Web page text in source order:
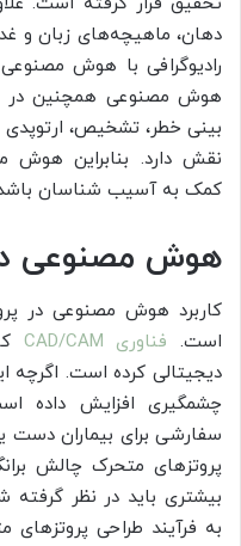
دهان، ماهیچه‌های زبان و
رادیوگرافی با هوش
هوش مصنوعی همچنین
بینی خطر، تشخیص، ارتوپدی
نقش دارد. بنابراین هوش
کمک به آسیب شناسان
هوش مصنوعی در
کاربرد هوش مصنوعی در
است. فناوری CAD/CAM
دیجیتالی کرده است. اگرچه
چشمگیری افزایش داده
سفارشی برای بیماران دست
پروتزهای متحرک چالش
بیشتری باید در نظر
به فرآیند طراحی